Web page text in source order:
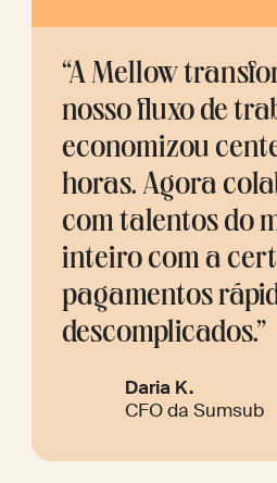
“A Mellow
nosso fluxo de
economizou
horas. Agora
com talentos do
inteiro com a
pagamentos
descomplicados.”
Daria K.
CFO da Sumsub